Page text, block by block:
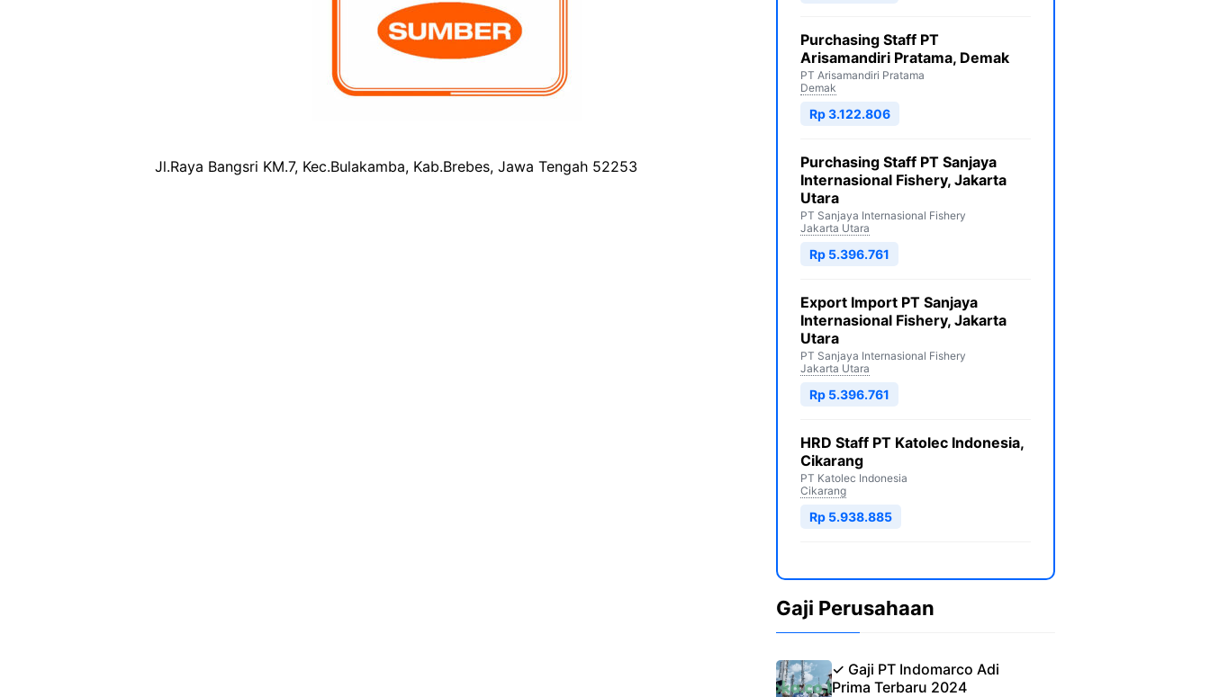
Jl.Raya Bangsri KM.7, Kec.Bulakamba, Kab.Brebes, Jawa Tengah 52253
Purchasing Staff PT
Arisamandiri Pratama, Demak
PT Arisamandiri Pratama
Demak
Rp 3.122.806
Purchasing Staff PT Sanjaya
Internasional Fishery, Jakarta
Utara
PT Sanjaya Internasional Fishery
Jakarta Utara
Rp 5.396.761
Export Import PT Sanjaya
Internasional Fishery, Jakarta
Utara
PT Sanjaya Internasional Fishery
Jakarta Utara
Rp 5.396.761
HRD Staff PT Katolec Indonesia,
Cikarang
PT Katolec Indonesia
Cikarang
Rp 5.938.885
Gaji Perusahaan
✓ Gaji PT Indomarco Adi
Prima Terbaru 2024